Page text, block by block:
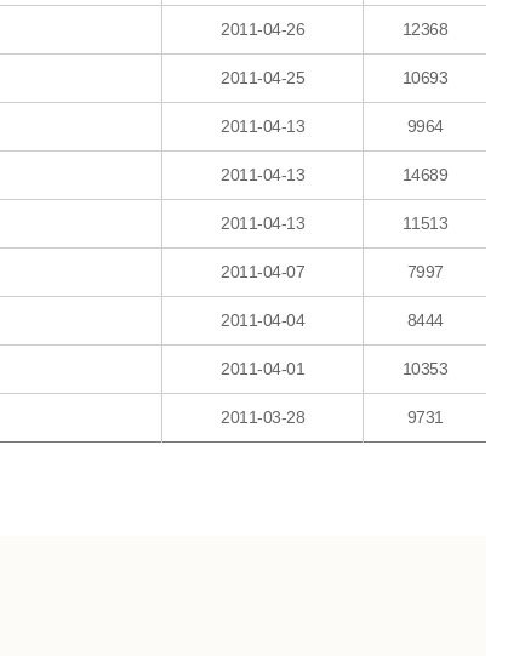
2011-04-26 12368
2011-04-25 10693
2011-04-13 9964
2011-04-13 14689
2011-04-13 11513
2011-04-07 7997
2011-04-04 8444
2011-04-01 10353
2011-03-28 9731